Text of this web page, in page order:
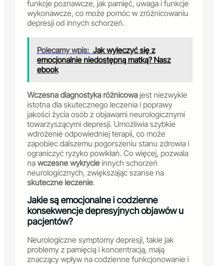
funkcje poznawcze, jak pamięć, uwaga i funkcje
wykonawcze, co może pomóc w zróżnicowaniu
depresji od innych schorzeń.
Polecamy wpis: Jak wyleczyć się z
emocjonalnie niedostępną matką? Nasz
ebook
Wczesna diagnostyka różnicowa jest niezwykle
istotna dla skutecznego leczenia i poprawy
jakości życia osób z objawami neurologicznymi
towarzyszącymi depresji. Umożliwia szybkie
wdrożenie odpowiedniej terapii, co może
zapobiec dalszemu pogorszeniu stanu zdrowia i
ograniczyć ryzyko powikłań. Co więcej, pozwala
na wczesne wykrycie innych schorzeń
neurologicznych, zwiększając szanse na
skuteczne leczenie.
Jakie są emocjonalne i codzienne
konsekwencje depresyjnych objawów u
pacjentów?
Neurologiczne symptomy depresji, takie jak
problemy z pamięcią i koncentracją, mają
znaczący wpływ na codzienne funkcjonowanie i